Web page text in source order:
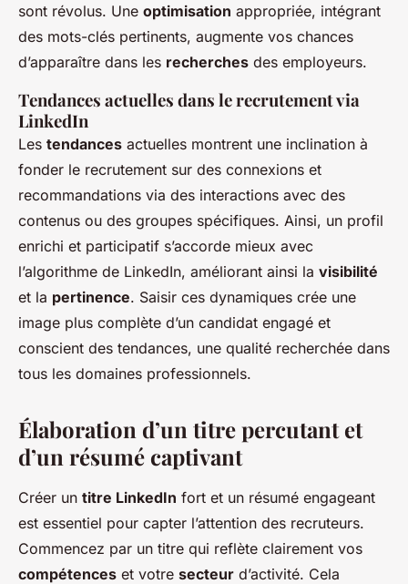
sont révolus. Une optimisation appropriée, intégrant
des mots-clés pertinents, augmente vos chances
d’apparaître dans les recherches des employeurs.
Tendances actuelles dans le recrutement via
LinkedIn
Les tendances actuelles montrent une inclination à
fonder le recrutement sur des connexions et
recommandations via des interactions avec des
contenus ou des groupes spécifiques. Ainsi, un profil
enrichi et participatif s’accorde mieux avec
l’algorithme de LinkedIn, améliorant ainsi la visibilité
et la pertinence. Saisir ces dynamiques crée une
image plus complète d’un candidat engagé et
conscient des tendances, une qualité recherchée dans
tous les domaines professionnels.
Élaboration d’un titre percutant et
d’un résumé captivant
Créer un titre LinkedIn fort et un résumé engageant
est essentiel pour capter l’attention des recruteurs.
Commencez par un titre qui reflète clairement vos
compétences et votre secteur d’activité. Cela